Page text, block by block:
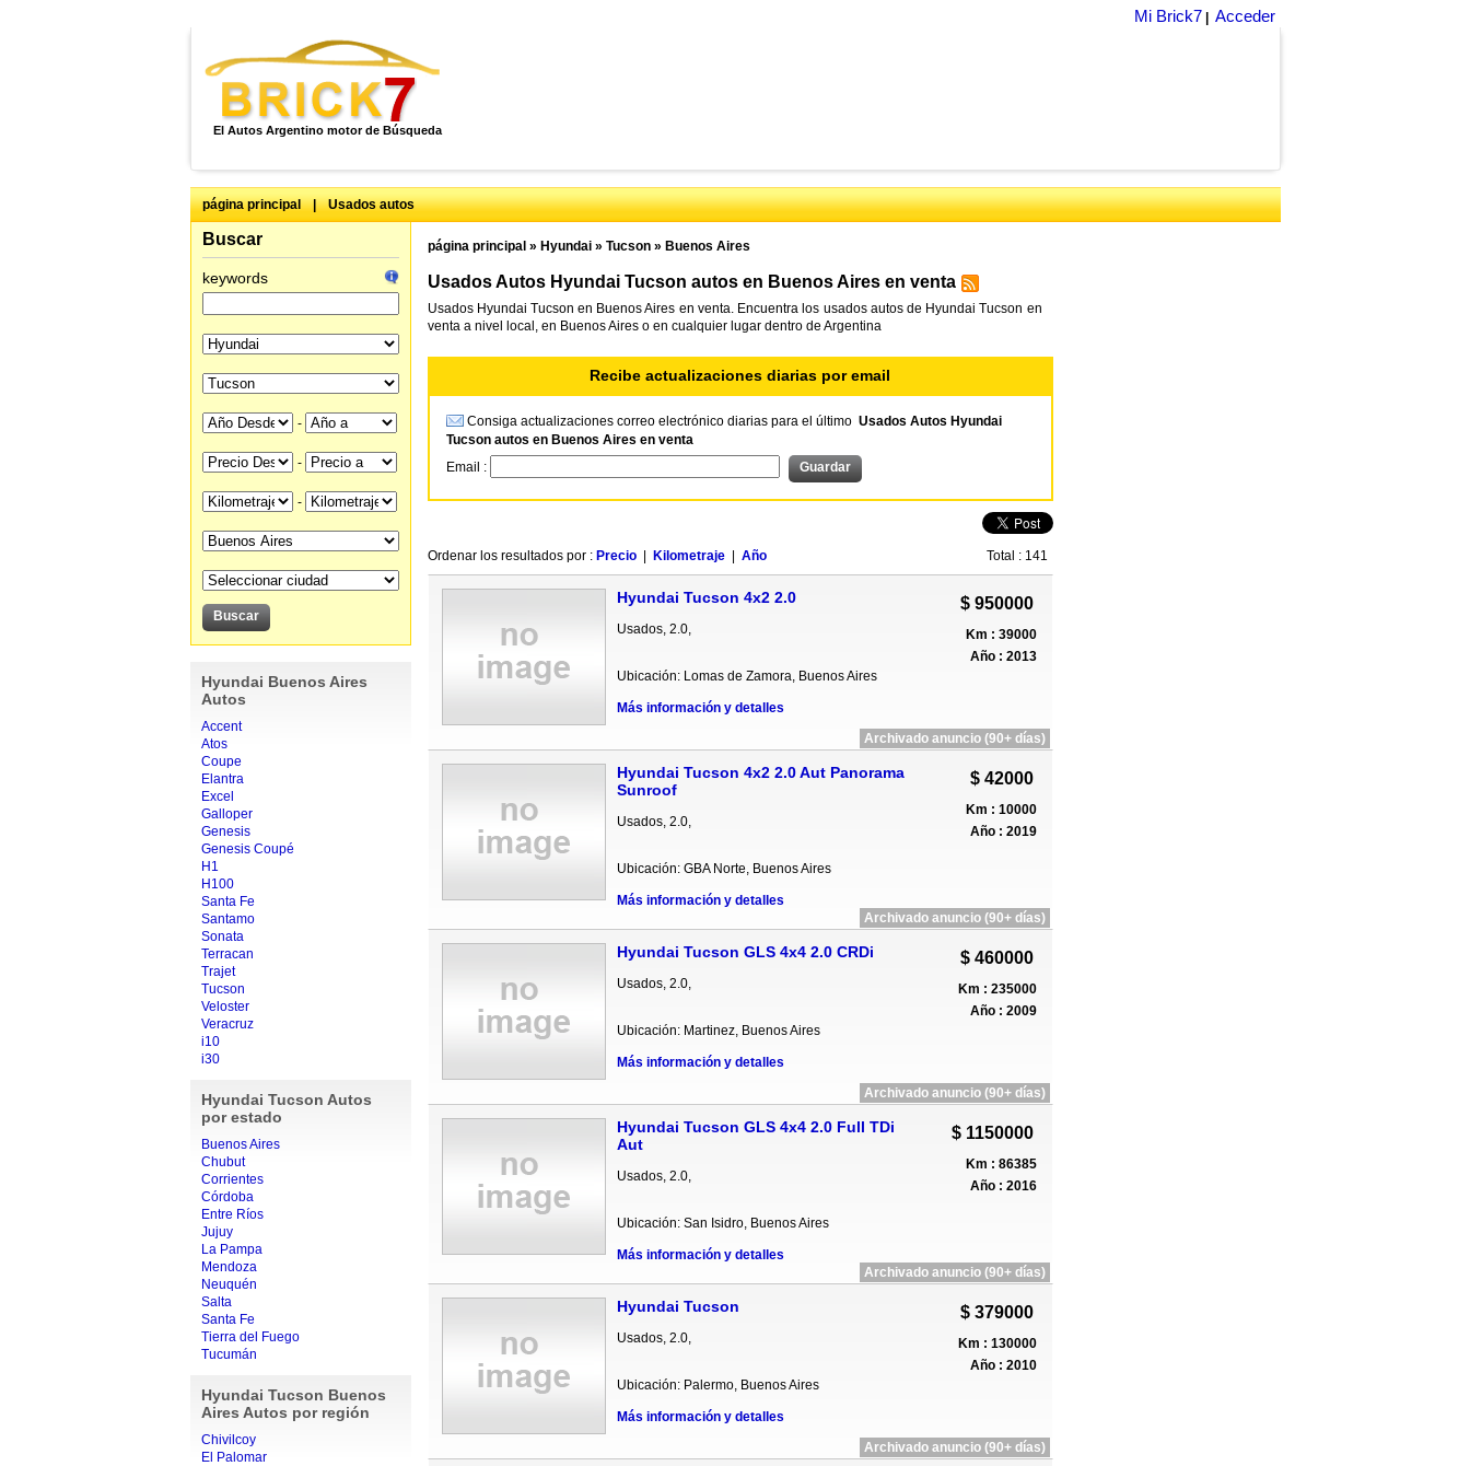
Mi Brick7 Acceder
El Autos Argentino motor de Búsqueda
página principal | Usados autos
Buscar
keywords
-
-
-
Hyundai Buenos Aires
Autos
Accent
Atos
Coupe
Elantra
Excel
Galloper
Genesis
Genesis Coupé
H1
H100
Santa Fe
Santamo
Sonata
Terracan
Trajet
Tucson
Veloster
Veracruz
i10
i30
Hyundai Tucson Autos
por estado
Buenos Aires
Chubut
Corrientes
Córdoba
Entre Ríos
Jujuy
La Pampa
Mendoza
Neuquén
Salta
Santa Fe
Tierra del Fuego
Tucumán
Hyundai Tucson Buenos
Aires Autos por región
Chivilcoy
El Palomar
página principal » Hyundai» Tucson» Buenos Aires
Usados Autos Hyundai Tucson autos en Buenos Aires en venta
Usados Hyundai Tucson en Buenos Aires en venta. Encuentra los usados autos de Hyundai Tucson en
venta a nivel local, en Buenos Aires o en cualquier lugar dentro de Argentina
Recibe actualizaciones diarias por email
Consiga actualizaciones correo electrónico diarias para el último Usados Autos Hyundai
Tucson autos en Buenos Aires en venta
Email :
Ordenar los resultados por : Precio| Kilometraje| Año Total : 141
Hyundai Tucson 4x2 2.0
Usados, 2.0,
Ubicación: Lomas de Zamora, Buenos Aires
Más información y detalles
$ 950000
Km : 39000
Año : 2013
Archivado anuncio (90+ días)
Hyundai Tucson 4x2 2.0 Aut Panorama
Sunroof
Usados, 2.0,
Ubicación: GBA Norte, Buenos Aires
Más información y detalles
$ 42000
Km : 10000
Año : 2019
Archivado anuncio (90+ días)
Hyundai Tucson GLS 4x4 2.0 CRDi
Usados, 2.0,
Ubicación: Martinez, Buenos Aires
Más información y detalles
$ 460000
Km : 235000
Año : 2009
Archivado anuncio (90+ días)
Hyundai Tucson GLS 4x4 2.0 Full TDi
Aut
Usados, 2.0,
Ubicación: San Isidro, Buenos Aires
Más información y detalles
$ 1150000
Km : 86385
Año : 2016
Archivado anuncio (90+ días)
Hyundai Tucson
Usados, 2.0,
Ubicación: Palermo, Buenos Aires
Más información y detalles
$ 379000
Km : 130000
Año : 2010
Archivado anuncio (90+ días)